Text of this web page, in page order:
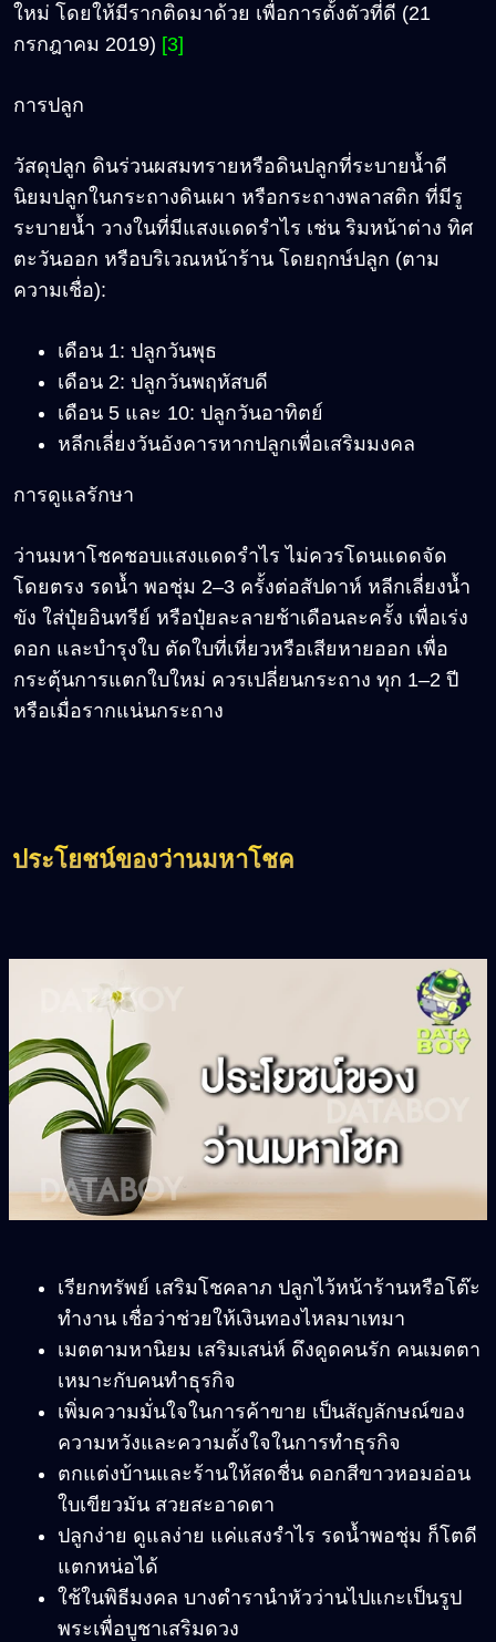
ใหม่ โดยให้มีรากติดมาด้วย เพื่อการตั้งตัวที่ดี (21
กรกฎาคม 2019) [3]
การปลูก
วัสดุปลูก ดินร่วนผสมทรายหรือดินปลูกที่ระบายน้ำดี
นิยมปลูกในกระถางดินเผา หรือกระถางพลาสติก ที่มีรู
ระบายน้ำ วางในที่มีแสงแดดรำไร เช่น ริมหน้าต่าง ทิศ
ตะวันออก หรือบริเวณหน้าร้าน โดยฤกษ์ปลูก (ตาม
ความเชื่อ):
เดือน 1: ปลูกวันพุธ
เดือน 2: ปลูกวันพฤหัสบดี
เดือน 5 และ 10: ปลูกวันอาทิตย์
หลีกเลี่ยงวันอังคารหากปลูกเพื่อเสริมมงคล
การดูแลรักษา
ว่านมหาโชคชอบแสงแดดรำไร ไม่ควรโดนแดดจัด
โดยตรง รดน้ำ พอชุ่ม 2–3 ครั้งต่อสัปดาห์ หลีกเลี่ยงน้ำ
ขัง ใส่ปุ๋ยอินทรีย์ หรือปุ๋ยละลายช้าเดือนละครั้ง เพื่อเร่ง
ดอก และบำรุงใบ ตัดใบที่เหี่ยวหรือเสียหายออก เพื่อ
กระตุ้นการแตกใบใหม่ ควรเปลี่ยนกระถาง ทุก 1–2 ปี
หรือเมื่อรากแน่นกระถาง
ประโยชน์ของว่านมหาโชค
เรียกทรัพย์ เสริมโชคลาภ ปลูกไว้หน้าร้านหรือโต๊ะ
ทำงาน เชื่อว่าช่วยให้เงินทองไหลมาเทมา
เมตตามหานิยม เสริมเสน่ห์ ดึงดูดคนรัก คนเมตตา
เหมาะกับคนทำธุรกิจ
เพิ่มความมั่นใจในการค้าขาย เป็นสัญลักษณ์ของ
ความหวังและความตั้งใจในการทำธุรกิจ
ตกแต่งบ้านและร้านให้สดชื่น ดอกสีขาวหอมอ่อน
ใบเขียวมัน สวยสะอาดตา
ปลูกง่าย ดูแลง่าย แค่แสงรำไร รดน้ำพอชุ่ม ก็โตดี
แตกหน่อได้
ใช้ในพิธีมงคล บางตำรานำหัวว่านไปแกะเป็นรูป
พระเพื่อบูชาเสริมดวง